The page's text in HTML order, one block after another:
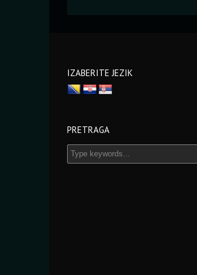
IZABERITE JEZIK
PRETRAGA